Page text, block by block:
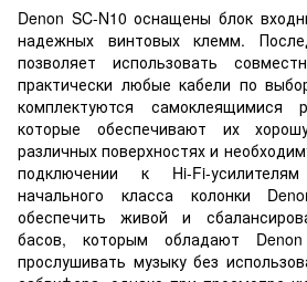
Denon SC-N10 оснащены блок
надежных винтовых клемм.
позволяет использовать
практически любые кабели по
комплектуются самоклеящимися
которые обеспечивают их
различных поверхностях и
подключении к Hi-Fi-
начального класса колонки
обеспечить живой и
басов, которым обладают
прослушивать музыку без